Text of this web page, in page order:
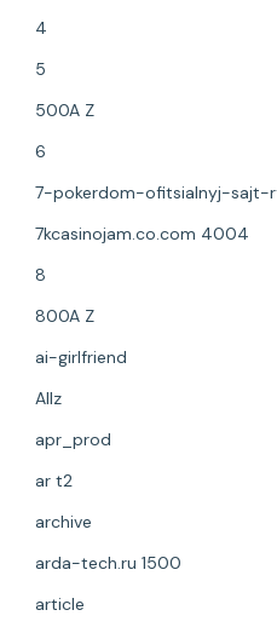
4
5
500A Z
6
7-pokerdom-ofitsialnyj-sajt-
7kcasinojam.co.com 4004
8
800A Z
ai-girlfriend
Allz
apr_prod
ar t2
archive
arda-tech.ru 1500
article